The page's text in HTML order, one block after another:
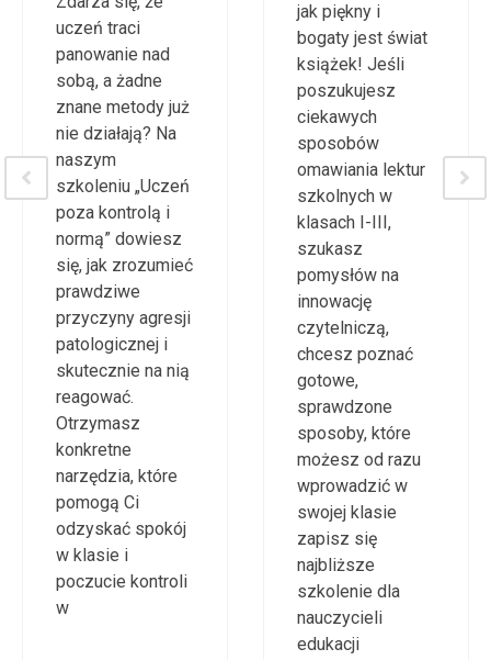
w klasach 1-3.
Zdarza się, że
uczeń traci
panowanie nad
sobą, a żadne
znane metody już
nie działają? Na
naszym
szkoleniu „Uczeń
poza kontrolą i
normą” dowiesz
się, jak zrozumieć
prawdziwe
przyczyny agresji
patologicznej i
skutecznie na nią
reagować.
Otrzymasz
konkretne
narzędzia, które
pomogą Ci
odzyskać spokój
w klasie i
poczucie kontroli
podróż. Pokaż im,
jak piękny i
bogaty jest świat
książek! Jeśli
poszukujesz
ciekawych
sposobów
omawiania lektur
szkolnych w
klasach I-III,
szukasz
pomysłów na
innowację
czytelniczą,
chcesz poznać
gotowe,
sprawdzone
sposoby, które
możesz od razu
wprowadzić w
swojej klasie
zapisz się
najbliższe
szkolenie dla